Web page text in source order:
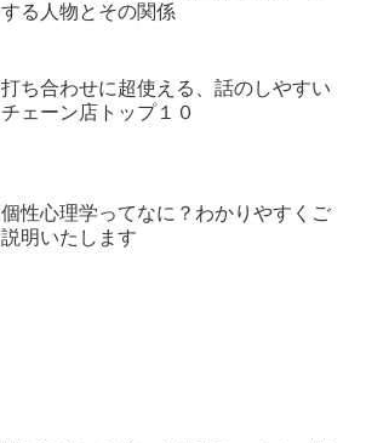
する人物とその関係
打ち合わせに超使える、話のしやすい
チェーン店トップ１０
個性心理学ってなに？わかりやすくご
説明いたします